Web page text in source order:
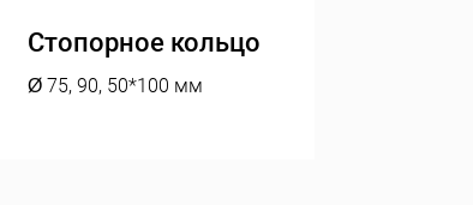
Стопорное кольцо
Ø 75, 90, 50*100 мм